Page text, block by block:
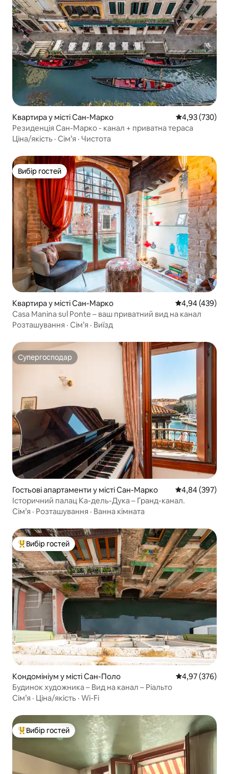
Квартира у місті Сан-Марко Середня
4,93 (730)
Резиденція Сан-Марко - канал + приватна тераса
Ціна/якість · Сім’я · Чистота
Вибір гостей
Вибір гостей
Квартира у місті Сан-Марко Середня
4,94 (439)
Casa Manina sul Ponte – ваш приватний вид на канал
Розташування · Сім’я · Виїзд
Супергосподар
Супергосподар
Гостьові апартаменти у місті Сан-Марко Середня
4,84 (397)
Історичний палац Ка-дель-Дука – Гранд-канал.
Сім’я · Розташування · Ванна кімната
Топ вибір гостей
Вибір гостей
Кондомініум у місті Сан-Поло Середня
4,97 (376)
Будинок художника – Вид на канал – Ріальто
Сім’я · Ціна/якість · Wi-Fi
Топ вибір гостей
Вибір гостей